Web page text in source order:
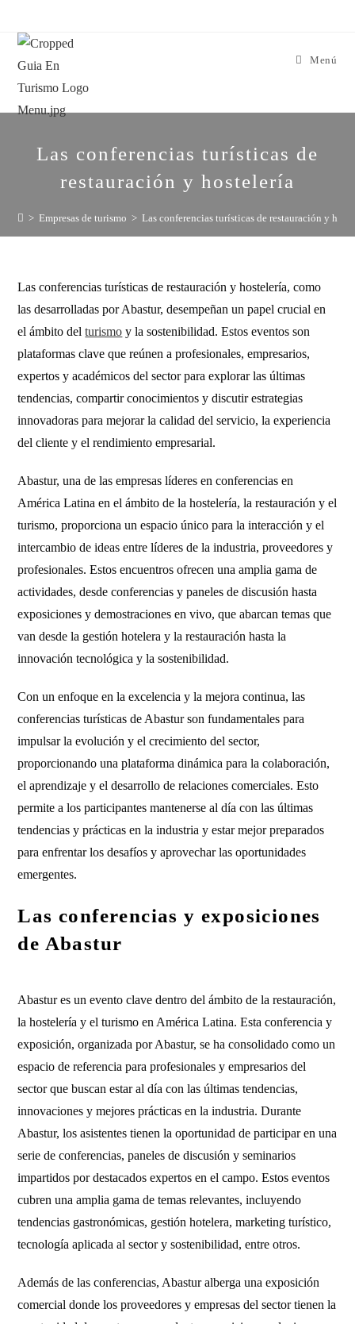
Menú
Las conferencias turísticas de
restauración y hostelería
> Empresas de turismo > Las conferencias turísticas de restauración y
Las conferencias turísticas de restauración y hostelería, como
las desarrolladas por Abastur, desempeñan un papel crucial en
el ámbito delturismo y la sostenibilidad. Estos eventos son
plataformas clave que reúnen a profesionales, empresarios,
expertos y académicos del sector para explorar las últimas
tendencias, compartir conocimientos y discutir estrategias
innovadoras para mejorar la calidad del servicio, la experiencia
del cliente y el rendimiento empresarial.
Abastur, una de las empresas líderes en conferencias en
América Latina en el ámbito de la hostelería, la restauración y el
turismo, proporciona un espacio único para la interacción y el
intercambio de ideas entre líderes de la industria, proveedores y
profesionales. Estos encuentros ofrecen una amplia gama de
actividades, desde conferencias y paneles de discusión hasta
exposiciones y demostraciones en vivo, que abarcan temas que
van desde la gestión hotelera y la restauración hasta la
innovación tecnológica y la sostenibilidad.
Con un enfoque en la excelencia y la mejora continua, las
conferencias turísticas de Abastur son fundamentales para
impulsar la evolución y el crecimiento del sector,
proporcionando una plataforma dinámica para la colaboración,
el aprendizaje y el desarrollo de relaciones comerciales. Esto
permite a los participantes mantenerse al día con las últimas
tendencias y prácticas en la industria y estar mejor preparados
para enfrentar los desafíos y aprovechar las oportunidades
emergentes.
Las conferencias y exposiciones
de Abastur
Abastur es un evento clave dentro del ámbito de la restauración,
la hostelería y el turismo en América Latina. Esta conferencia y
exposición, organizada por Abastur, se ha consolidado como un
espacio de referencia para profesionales y empresarios del
sector que buscan estar al día con las últimas tendencias,
innovaciones y mejores prácticas en la industria. Durante
Abastur, los asistentes tienen la oportunidad de participar en una
serie de conferencias, paneles de discusión y seminarios
impartidos por destacados expertos en el campo. Estos eventos
cubren una amplia gama de temas relevantes, incluyendo
tendencias gastronómicas, gestión hotelera, marketing turístico,
tecnología aplicada al sector y sostenibilidad, entre otros.
Además de las conferencias, Abastur alberga una exposición
comercial donde los proveedores y empresas del sector tienen la